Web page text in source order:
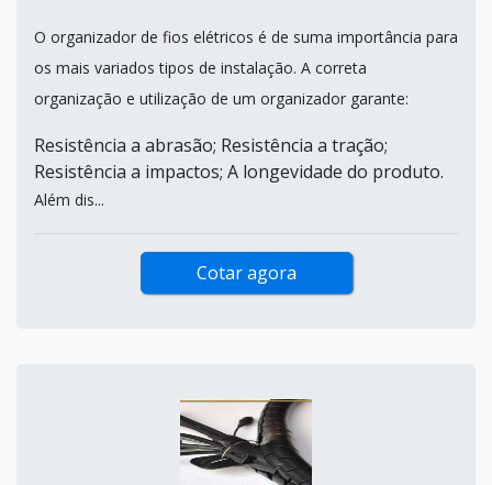
O organizador de fios elétricos é de suma importância para
os mais variados tipos de instalação. A correta
organização e utilização de um organizador garante:
Resistência a abrasão; Resistência a tração;
Resistência a impactos; A longevidade do produto.
Além dis...
Cotar agora